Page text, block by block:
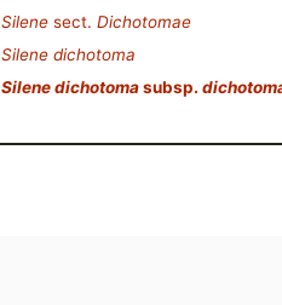
Silene sect. Dichotomae
Silene dichotoma
Silene dichotomasubsp.